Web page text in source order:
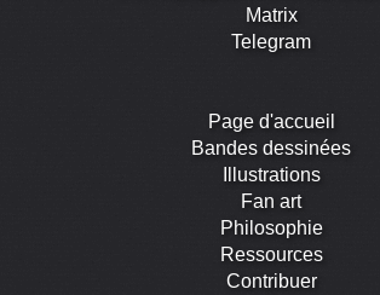
Matrix
Telegram
Page d'accueil
Bandes dessinées
Illustrations
Fan art
Philosophie
Ressources
Contribuer